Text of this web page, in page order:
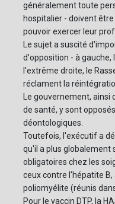
généralement toute
hospitalier - doivent
pouvoir exercer leur
Le sujet a suscité
d'opposition - à gauche,
l'extrême droite, le
réclament la
Le gouvernement, ainsi
de santé, y sont
déontologiques.
Toutefois, l'exécutif a
qu'il a plus globalement
obligatoires chez les
ceux contre l'hépatite
poliomyélite (réunis
Pour le vaccin DTP, la